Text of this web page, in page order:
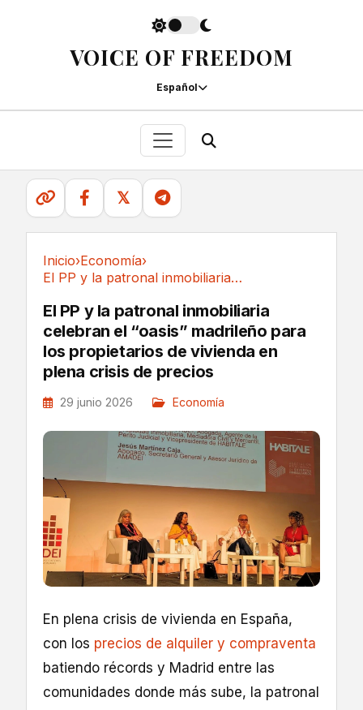
VOICE OF FREEDOM
Español
𝕏
Inicio›Economía›
El PP y la patronal inmobiliaria celebran el...
El PP y la patronal inmobiliaria
celebran el “oasis” madrileño para
los propietarios de vivienda en
plena crisis de precios
29 junio 2026 Economía
En plena crisis de vivienda en España,
con los precios de alquiler y compraventa
batiendo récords y Madrid entre las
comunidades donde más sube, la patronal